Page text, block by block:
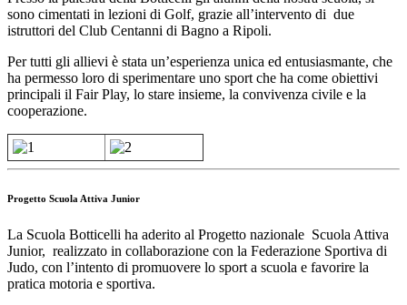
sono cimentati in lezioni di Golf, grazie all’intervento di due
istruttori del Club Centanni di Bagno a Ripoli.
Per tutti gli allievi è stata un’esperienza unica ed entusiasmante, che
ha permesso loro di sperimentare uno sport che ha come obiettivi
principali il Fair Play, lo stare insieme, la convivenza civile e la
cooperazione.
Progetto Scuola Attiva Junior
La Scuola Botticelli ha aderito al Progetto nazionale Scuola Attiva
Junior, realizzato in collaborazione con la Federazione Sportiva di
Judo, con l’intento di promuovere lo sport a scuola e favorire la
pratica motoria e sportiva.